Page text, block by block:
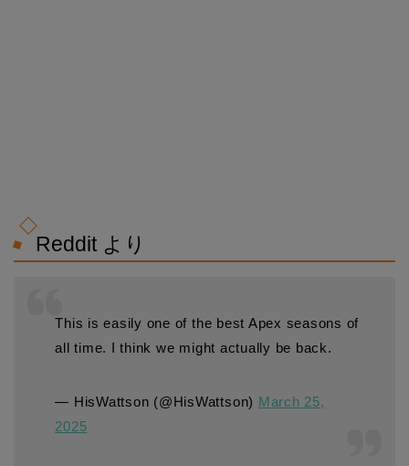
Reddit より
This is easily one of the best Apex seasons of
all time. I think we might actually be back.
— HisWattson (@HisWattson) March 25,
2025